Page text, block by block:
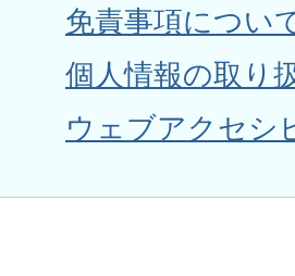
免責事項につい
個人情報の取り
ウェブアクセシ